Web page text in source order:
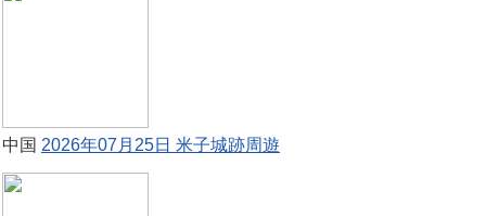
中国 2026年07月25日 米子城跡周遊